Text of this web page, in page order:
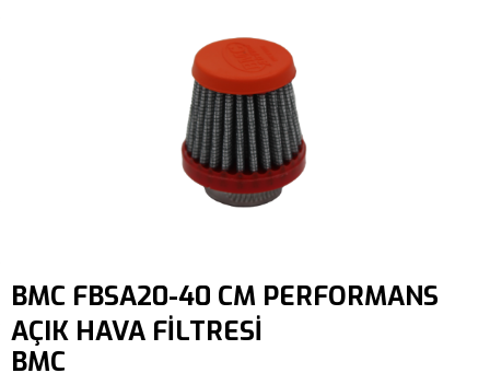
BMC FBSA20-40 CM PERFORMANS
AÇIK HAVA FİLTRESİ
BMC